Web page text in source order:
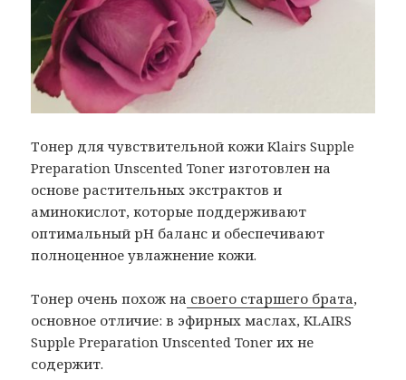
Тонер для чувствительной кожи Klairs Supple
Preparation Unscented Toner изготовлен на
основе растительных экстрактов и
аминокислот, которые поддерживают
оптимальный рН баланс и обеспечивают
полноценное увлажнение кожи.
Тонер очень похож на своего старшего брата,
основное отличие: в эфирных маслах, KLAIRS
Supple Preparation Unscented Toner их не
содержит.